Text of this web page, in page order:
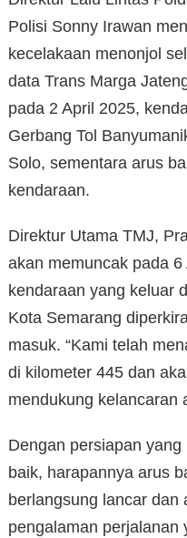
Polisi Sonny Irawan
kecelakaan menonjol
data Trans Marga
pada 2 April 2025,
Gerbang Tol
Solo, sementara arus
kendaraan.
Direktur Utama TMJ,
akan memuncak pada
kendaraan yang keluar
Kota Semarang
masuk. “Kami telah
di kilometer 445 dan
mendukung kelancaran
Dengan persiapan
baik, harapannya arus
berlangsung lancar dan
pengalaman perjalanan